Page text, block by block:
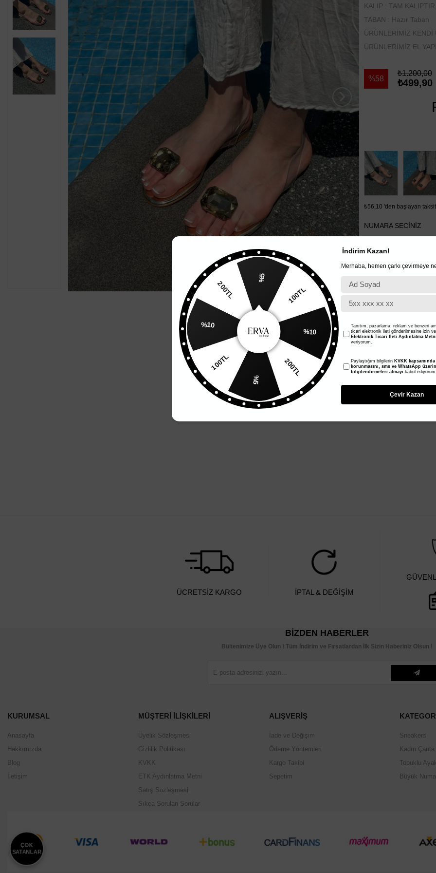
›
KALIP : TAM
TABAN : Hazır Taban
ÜRÜNLERİMİZ KENDİ
ÜRÜNLERİMİZ EL
58
₺1.200,00
₺499,90
₺56,10 'den başlayan
NUMARA SECINIZ
ÜCRETSİZ KARGO İPTAL & DEĞİŞİM
BIZDEN HABERLER
Bültenimize Üye Olun ! Tüm İndirim ve Fırsatlardan İlk Sizin Haberiniz Olsun !
KURUMSAL
Anasayfa
Hakkımızda
Blog
İletişim
MÜŞTERİ İLİŞKİLERİ
Üyelik Sözleşmesi
Gizlilik Politikası
KVKK
ETK Aydınlatma Metni
Satış Sözleşmesi
Sıkça Sorulan Sorular
ALIŞVERİŞ
İade ve Değişim
Ödeme Yöntemleri
Kargo Takibi
Sepetim
Sneakers
Kadın Çanta
Topuklu
Büyük
ÇOK
SATANLAR
%5
100TL
%10
200TL
%5
100TL
%10
200TL
İndirim Kazan!
Merhaba, hemen çarkı çevirmeye
Tanıtım, pazarlama, reklam ve benzeri
ticari elektronik ileti gönderilmesine izin
Elektronik Ticari İleti Aydınlatma Metni
veriyorum.
Paylaştığım bilgilerin KVKK kapsamında
korunmasını, sms ve WhatsApp
bilgilendirmeleri almayı kabul ediyorum.
Çevir Kazan